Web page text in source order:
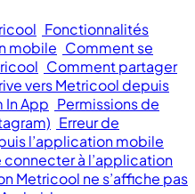
Fonctionnalités
mobile Comment se
Comment partager
vers Metricool depuis
In App Permissions de
Erreur de
l’application mobile
connecter à l’application
Metricool ne s’affiche pas